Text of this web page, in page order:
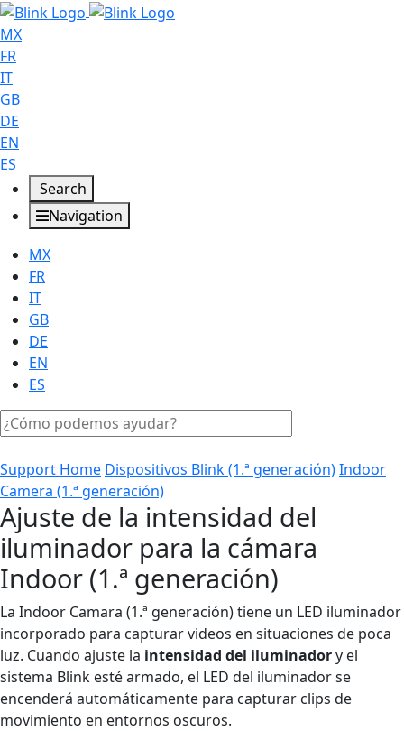
MX
FR
IT
GB
DE
EN
ES
Search
Navigation
MX
FR
IT
GB
DE
EN
ES
Support Home Dispositivos Blink (1.ª generación)Indoor
Camera (1.ª generación)
Ajuste de la intensidad del
iluminador para la cámara
Indoor (1.ª generación)
La Indoor Camara (1.ª generación) tiene un LED iluminador
incorporado para capturar videos en situaciones de poca
luz. Cuando ajuste la intensidad del iluminadory el
sistema Blink esté armado, el LED del iluminador se
encenderá automáticamente para capturar clips de
movimiento en entornos oscuros.